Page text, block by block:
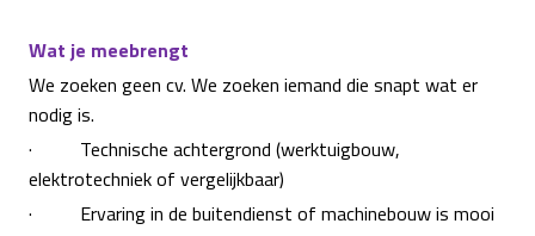
Wat je meebrengt
We zoeken geen cv. We zoeken iemand die snapt wat er
nodig is.
· Technische achtergrond (werktuigbouw,
elektrotechniek of vergelijkbaar)
· Ervaring in de buitendienst of machinebouw is mooi